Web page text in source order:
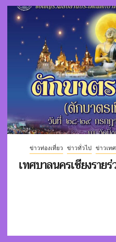
ข่าวท่องเที่ยว ข่าวทั่วไป ข่าวเท
เทศบาลนครเชียงราย